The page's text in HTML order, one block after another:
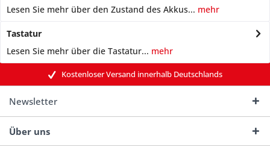
Lesen Sie mehr über den Zustand des Akkus... mehr
Tastatur
Lesen Sie mehr über die Tastatur... mehr
Kostenloser Versand innerhalb Deutschlands
Newsletter
Über uns